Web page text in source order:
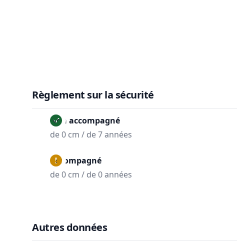
Règlement sur la sécurité
Non accompagné
de 0 cm / de 7 années
Accompagné
de 0 cm / de 0 années
Autres données